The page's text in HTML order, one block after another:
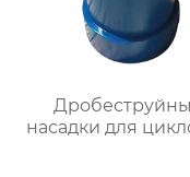
насадки для